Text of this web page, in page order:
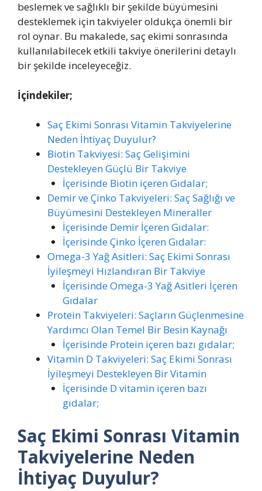
beslemek ve sağlıklı bir şekilde büyümesini
desteklemek için takviyeler oldukça önemli bir
rol oynar. Bu makalede, saç ekimi sonrasında
kullanılabilecek etkili takviye önerilerini detaylı
bir şekilde inceleyeceğiz.
İçindekiler;
Saç Ekimi Sonrası Vitamin Takviyelerine
Neden İhtiyaç Duyulur?
Biotin Takviyesi: Saç Gelişimini
Destekleyen Güçlü Bir Takviye
İçerisinde Biotin içeren Gıdalar;
Demir ve Çinko Takviyeleri: Saç Sağlığı ve
Büyümesini Destekleyen Mineraller
İçerisinde Demir İçeren Gıdalar:
İçerisinde Çinko İçeren Gıdalar:
Omega-3 Yağ Asitleri: Saç Ekimi Sonrası
İyileşmeyi Hızlandıran Bir Takviye
İçerisinde Omega-3 Yağ Asitleri İçeren
Gıdalar
Protein Takviyeleri: Saçların Güçlenmesine
Yardımcı Olan Temel Bir Besin Kaynağı
İçerisinde Protein içeren bazı gıdalar;
Vitamin D Takviyeleri: Saç Ekimi Sonrası
İyileşmeyi Destekleyen Bir Vitamin
İçerisinde D vitamin içeren bazı
gıdalar;
Saç Ekimi Sonrası Vitamin
Takviyelerine Neden
İhtiyaç Duyulur?